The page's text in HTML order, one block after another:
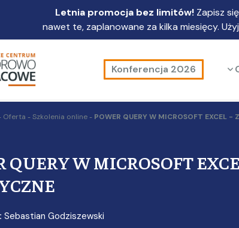
Letnia promocja bez limitów!Zapisz
nawet te, zaplanowane za kilka miesięcy.
Konferencja 2026
Oferta Szkolenia online POWER QUERY W MICROSOFT EXCEL -
QUERY W MICROSOFT
Sebastian Godziszewski